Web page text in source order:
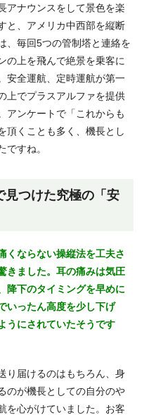
アナウンスをして景色を楽
と、アメリカ中西部を縦断
、毎回5つの管制塔と連絡を
の上を飛んで絶景を乗客に
安全運航、定時運航が第一
上でプラスアルファを提供
アンケートで「これからも
頂くことも多く、機長とし
ですね。
見つけた究極の「安
くならない操縦法を工夫さ
きました。耳の痛みは気圧
降下のタイミングを早めに
いったん高度を少し下げ
うにされていたそうです
り届けるのはもちろん、身
のが機長としての自分のや
を心がけていました。お客